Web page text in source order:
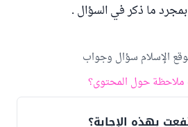
ما ذكر في السؤال .
الإسلام سؤال وجواب
حول المحتوى؟
بهذه الإجابة؟